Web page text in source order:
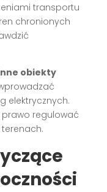
transportu
chronionych
obiekty
elektrycznych.
regulować